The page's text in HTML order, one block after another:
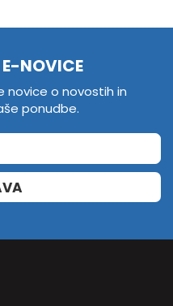
NOVICE
novice o novostih in
ponudbe.